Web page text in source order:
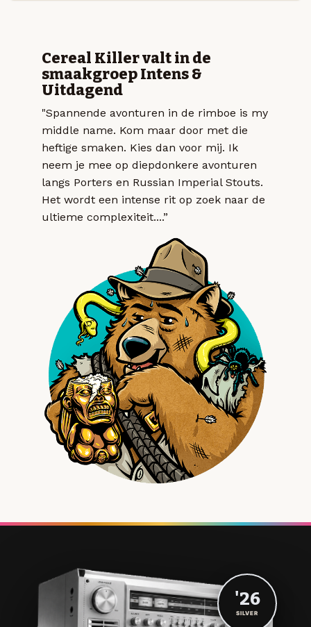
Cereal Killer valt in de
smaakgroep Intens &
Uitdagend
"Spannende avonturen in de rimboe is my
middle name. Kom maar door met die
heftige smaken. Kies dan voor mij. Ik
neem je mee op diepdonkere avonturen
langs Porters en Russian Imperial Stouts.
Het wordt een intense rit op zoek naar de
ultieme complexiteit....”
'26
SILVER